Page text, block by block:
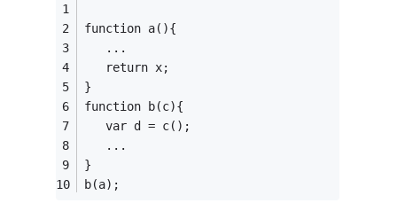
function a(){
   ...
   return x;
}
function b(c){
   var d = c();
   ...
}
b(a);